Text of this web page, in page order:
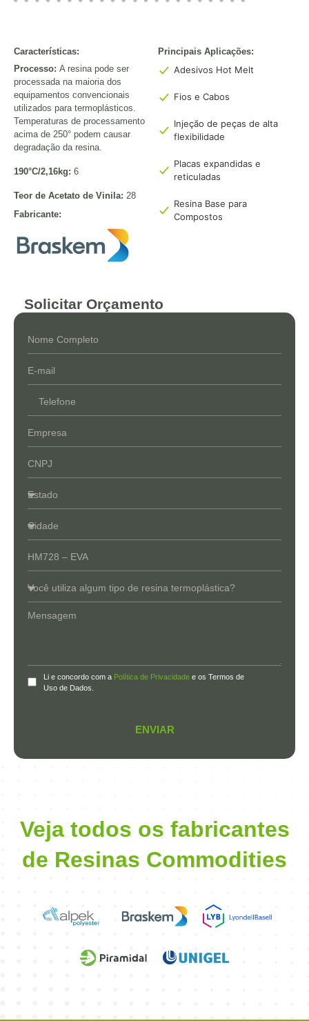
Características:
Processo: A resina pode ser
processada na maioria dos
equipamentos convencionais
utilizados para termoplásticos.
Temperaturas de processamento
acima de 250° podem causar
degradação da resina.
190°C/2,16kg: 6
Teor de Acetato de Vinila: 28
Fabricante:
Principais Aplicações:
Adesivos Hot Melt
Fios e Cabos
Injeção de peças de alta
flexibilidade
Placas expandidas e
reticuladas
Resina Base para
Compostos
Solicitar Orçamento
Li e concordo com a Política de Privacidade e os Termos de
Uso de Dados.
ENVIAR
Veja todos os fabricantes
de Resinas Commodities